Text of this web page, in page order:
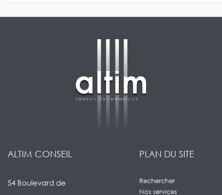
ALTIM CONSEIL
54 Boulevard de
PLAN DU SITE
Rechercher
Nos services